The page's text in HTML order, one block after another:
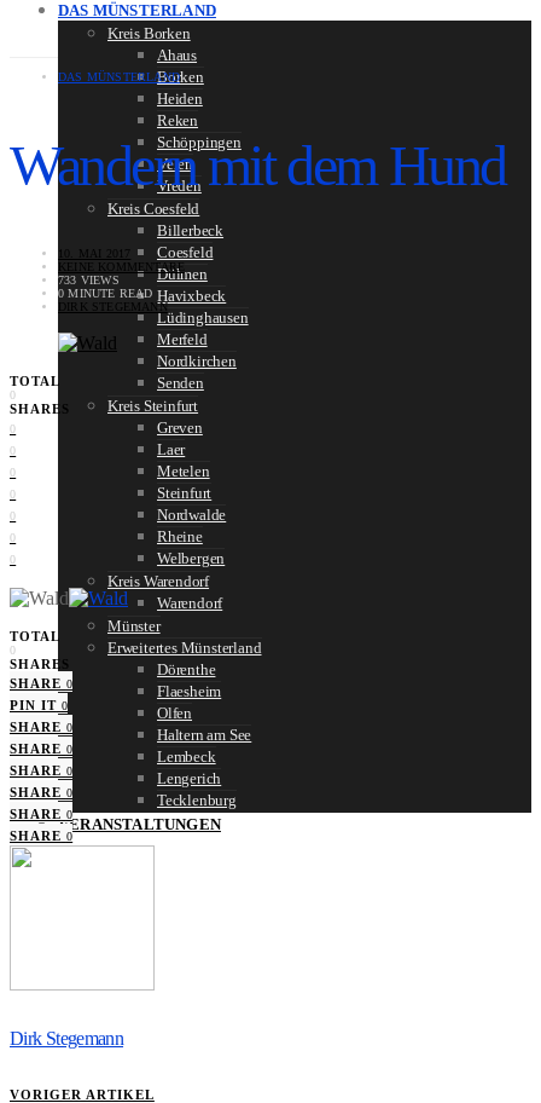
DAS MÜNSTERLAND
Kreis Borken
Ahaus
Borken
Heiden
Reken
Schöppingen
Velen
Vreden
Kreis Coesfeld
Billerbeck
Coesfeld
Dülmen
Havixbeck
Lüdinghausen
Merfeld
Nordkirchen
Senden
Kreis Steinfurt
Greven
Laer
Metelen
Steinfurt
Nordwalde
Rheine
Welbergen
Kreis Warendorf
Warendorf
Münster
Erweitertes Münsterland
Dörenthe
Flaesheim
Olfen
Haltern am See
Lembeck
Lengerich
Tecklenburg
VERANSTALTUNGEN
DAS MÜNSTERLAND
Wandern mit dem Hund
10. MAI 2017
KEINE KOMMENTARE
733 VIEWS
0 MINUTE READ
DIRK STEGEMANN
TOTAL
0
SHARES
0
0
0
0
0
0
0
TOTAL
0
SHARES
SHARE 0
PIN IT 0
SHARE 0
SHARE 0
SHARE 0
SHARE 0
SHARE 0
SHARE 0
Dirk Stegemann
VORIGER ARTIKEL